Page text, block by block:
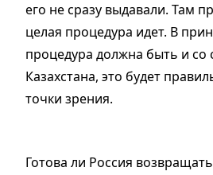
его не сразу выдавали. Там
целая процедура идет. В
процедура должна быть и со
Казахстана, это будет
точки зрения.
Готова ли Россия